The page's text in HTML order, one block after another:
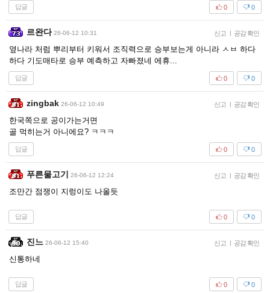
답글 0
0
르완다 26-06-12 10:31 신고 | 공감 확인
옆나라 처럼 뿌리부터 키워서 조직력으로 승부보는게 아니라 ㅅㅂ 하다
하다 기도매타로 승부 예측하고 자빠졌네 에휴...
답글 0
0
zingbak 26-06-12 10:49 신고 | 공감 확인
한국쪽으로 공이가는거면
골 먹히는거 아니에요? ㅋㅋㅋ
답글 0
0
푸른물고기 26-06-12 12:24 신고 | 공감 확인
조만간 점쟁이 지렁이도 나올듯
답글 0
0
진느 26-06-12 15:40 신고 | 공감 확인
신통하네
답글 0
0